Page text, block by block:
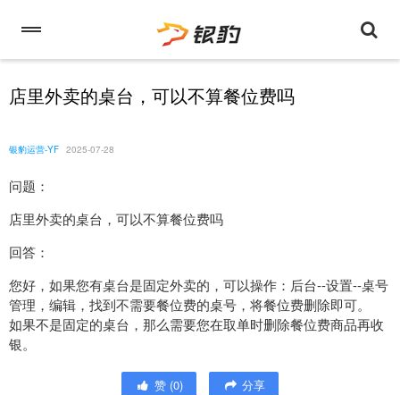
店里外卖的桌台，可以不算餐位费吗
银豹运营-YF 2025-07-28
问题：
店里外卖的桌台，可以不算餐位费吗
回答：
您好，如果您有桌台是固定外卖的，可以操作：后台--设置--桌号
管理，编辑，找到不需要餐位费的桌号，将餐位费删除即可。
如果不是固定的桌台，那么需要您在取单时删除餐位费商品再收
银。
赞 (0) 分享